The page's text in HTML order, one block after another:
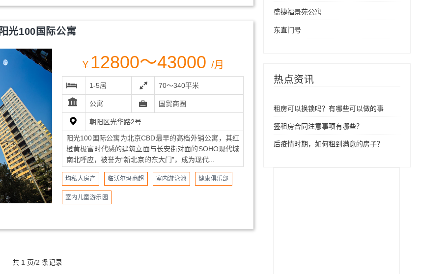
阳光100国际公寓
￥ 12800～43000 /月
1-5居 70～340平米
公寓 国贸商圈
朝阳区光华路2号
阳光100国际公寓为北京CBD最早的高档外销公寓，其红
橙黄极富时代感的建筑立面与长安街对面的SOHO现代城
南北呼应，被誉为“新北京的东大门”，成为现代...
均私人房产 临沃尔玛商超 室内游泳池 健康俱乐部
室内儿童游乐园
共 1 页/2 条记录
盛捷福景苑公寓
东直门号
热点资讯
租房可以换锁吗？有哪些可以做的事
签租房合同注意事项有哪些？
后疫情时期，如何租到满意的房子？